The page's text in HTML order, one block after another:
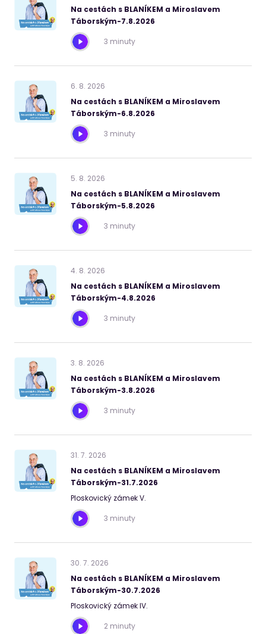
Na cestách s BLANÍKEM a Miroslavem
Táborským-7.8.2026
3 minuty
6. 8. 2026
Na cestách s BLANÍKEM a Miroslavem
Táborským-6.8.2026
3 minuty
5. 8. 2026
Na cestách s BLANÍKEM a Miroslavem
Táborským-5.8.2026
3 minuty
4. 8. 2026
Na cestách s BLANÍKEM a Miroslavem
Táborským-4.8.2026
3 minuty
3. 8. 2026
Na cestách s BLANÍKEM a Miroslavem
Táborským-3.8.2026
3 minuty
31. 7. 2026
Na cestách s BLANÍKEM a Miroslavem
Táborským-31.7.2026
Ploskovický zámek V.
3 minuty
30. 7. 2026
Na cestách s BLANÍKEM a Miroslavem
Táborským-30.7.2026
Ploskovický zámek IV.
2 minuty